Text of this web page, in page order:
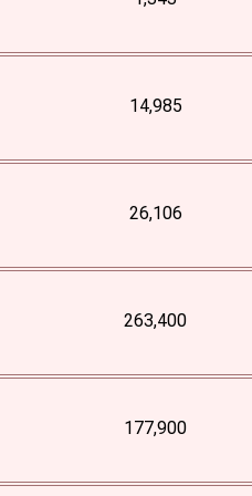
14,985
26,106
263,400
177,900